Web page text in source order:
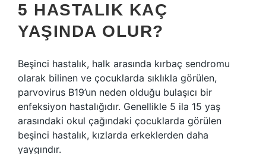
5 HASTALIK KAÇ
YAŞINDA OLUR?
Beşinci hastalık, halk arasında kırbaç sendromu
olarak bilinen ve çocuklarda sıklıkla görülen,
parvovirus B19’un neden olduğu bulaşıcı bir
enfeksiyon hastalığıdır. Genellikle 5 ila 15 yaş
arasındaki okul çağındaki çocuklarda görülen
beşinci hastalık, kızlarda erkeklerden daha
yaygındır.